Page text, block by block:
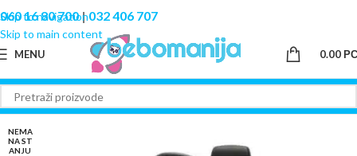
Skip to navigation
Skip to main content
060 16 80 700|032 406 707
MENU 0.00
NEMA
NA ST
ANJU